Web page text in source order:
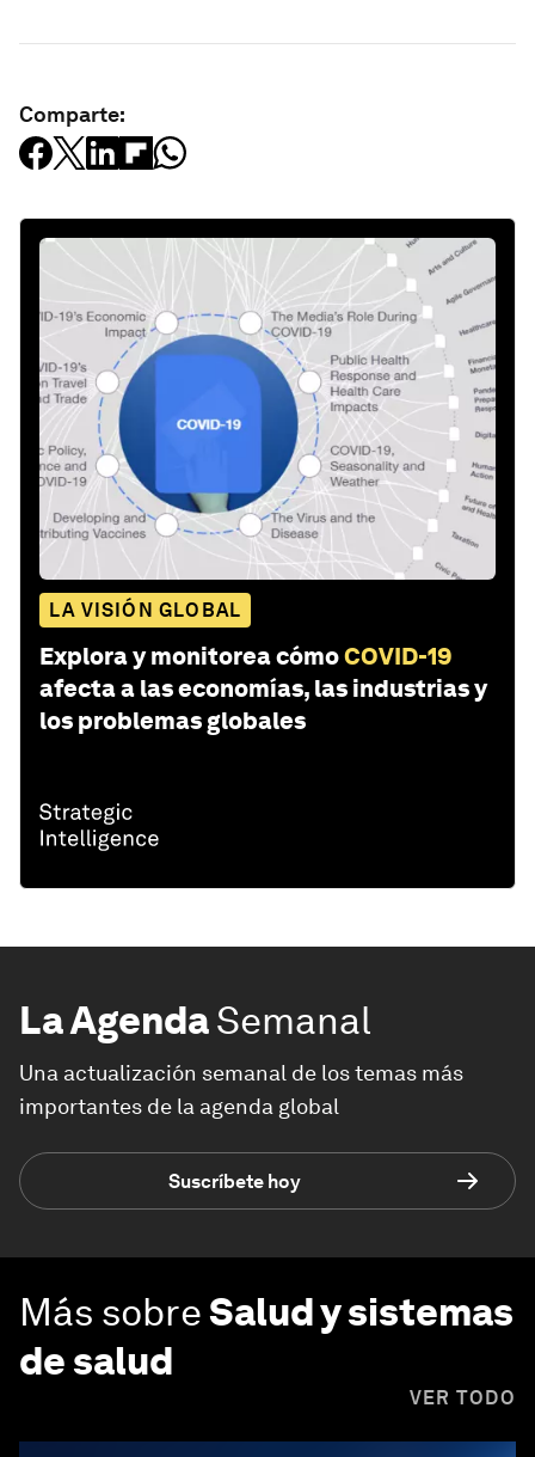
Comparte:
LA VISIÓN GLOBAL
Explora y monitorea cómoCOVID-19
afecta a las economías, las industrias y
los problemas globales
La AgendaSemanal
Una actualización semanal de los temas más
importantes de la agenda global
Suscríbete hoy
Más sobreSalud y sistemas
de salud
VER TODO